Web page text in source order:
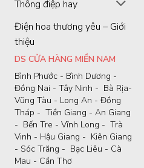
Thông điệp hay
Điện hoa thương yêu – Giới
thiệu
DS CỬA HÀNG MIỀN NAM
Bình Phước - Bình Dương -
Đồng Nai - Tây Ninh - Bà Rịa-
Vũng Tàu - Long An - Đồng
Tháp - Tiền Giang - An Giang
- Bến Tre - Vĩnh Long - Trà
Vinh - Hậu Giang - Kiên Giang
- Sóc Trăng - Bạc Liêu - Cà
Mau - Cần Thơ